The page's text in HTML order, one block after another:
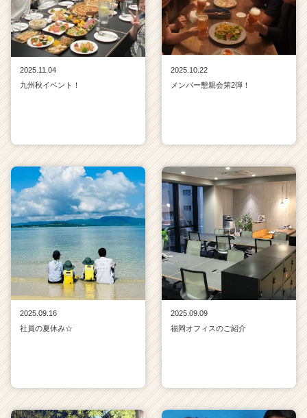
2025.11.04
九州秋イベント！
2025.10.22
メンバー懇親会第2弾！
2025.09.16
社員の夏休み☆
2025.09.09
福岡オフィスのご紹介